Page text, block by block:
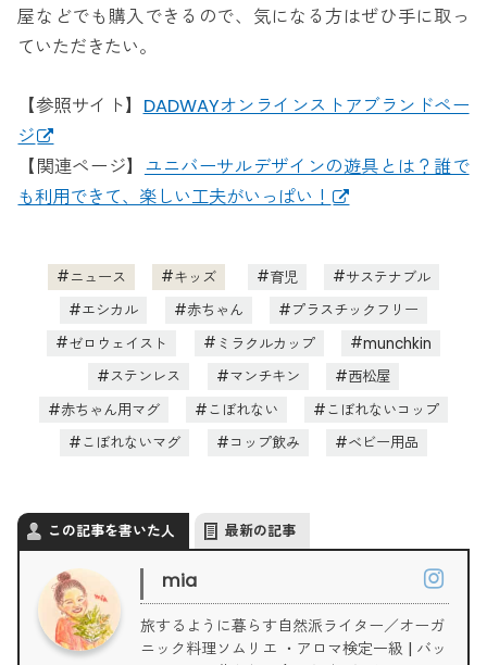
屋などでも購入できるので、気になる方はぜひ手に取っ
ていただきたい。
【参照サイト】 DADWAYオンラインストアブランドペー
ジ
【関連ページ】 ユニバーサルデザインの遊具とは？誰で
も利用できて、楽しい工夫がいっぱい！
ニュース キッズ 育児
サステナブル
エシカル
赤ちゃん
プラスチックフリー
ゼロウェイスト
ミラクルカップ
munchkin
ステンレス
マンチキン
西松屋
赤ちゃん用マグ
こぼれない
こぼれないコップ
こぼれないマグ
コップ飲み ベビー用品
この記事を書いた人 最新の記事
mia
旅するように暮らす自然派ライター／オーガ
ニック料理ソムリエ ・アロマ検定一級 | バッ